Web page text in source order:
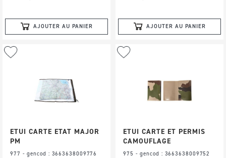
AJOUTER AU PANIER AJOUTER AU PANIER
ETUI CARTE ETAT MAJOR
PM
977 - gencod : 3663638009776
Ajouter
ETUI CARTE ET PERMIS
CAMOUFLAGE
975 - gencod : 3663638009752
Ajouter